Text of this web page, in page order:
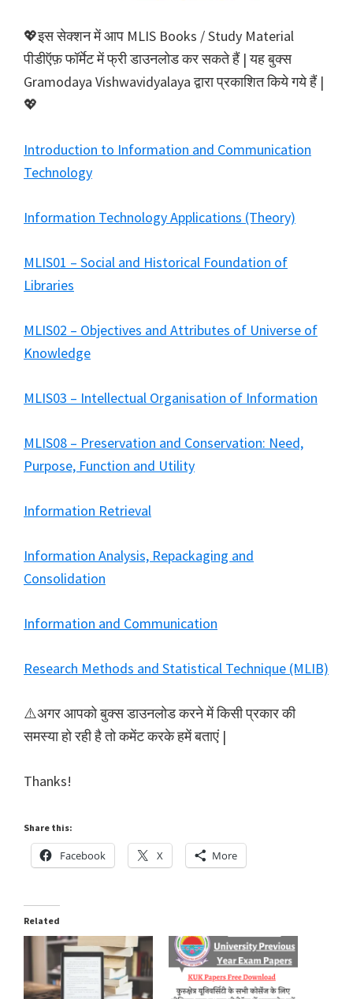
💖इस सेक्शन में आप MLIS Books / Study Material
पीडीऍफ़ फॉर्मेट में फ्री डाउनलोड कर सकते हैं | यह बुक्स
Gramodaya Vishwavidyalaya द्वारा प्रकाशित किये गये हैं |
💖
Introduction to Information and Communication
Technology
Information Technology Applications (Theory)
MLIS01 – Social and Historical Foundation of
Libraries
MLIS02 – Objectives and Attributes of Universe of
Knowledge
MLIS03 – Intellectual Organisation of Information
MLIS08 – Preservation and Conservation: Need,
Purpose, Function and Utility
Information Retrieval
Information Analysis, Repackaging and
Consolidation
Information and Communication
Research Methods and Statistical Technique (MLIB)
⚠️अगर आपको बुक्स डाउनलोड करने में किसी प्रकार की
समस्या हो रही है तो कमेंट करके हमें बताएं |
Thanks!
Share this:
Facebook X More
Related